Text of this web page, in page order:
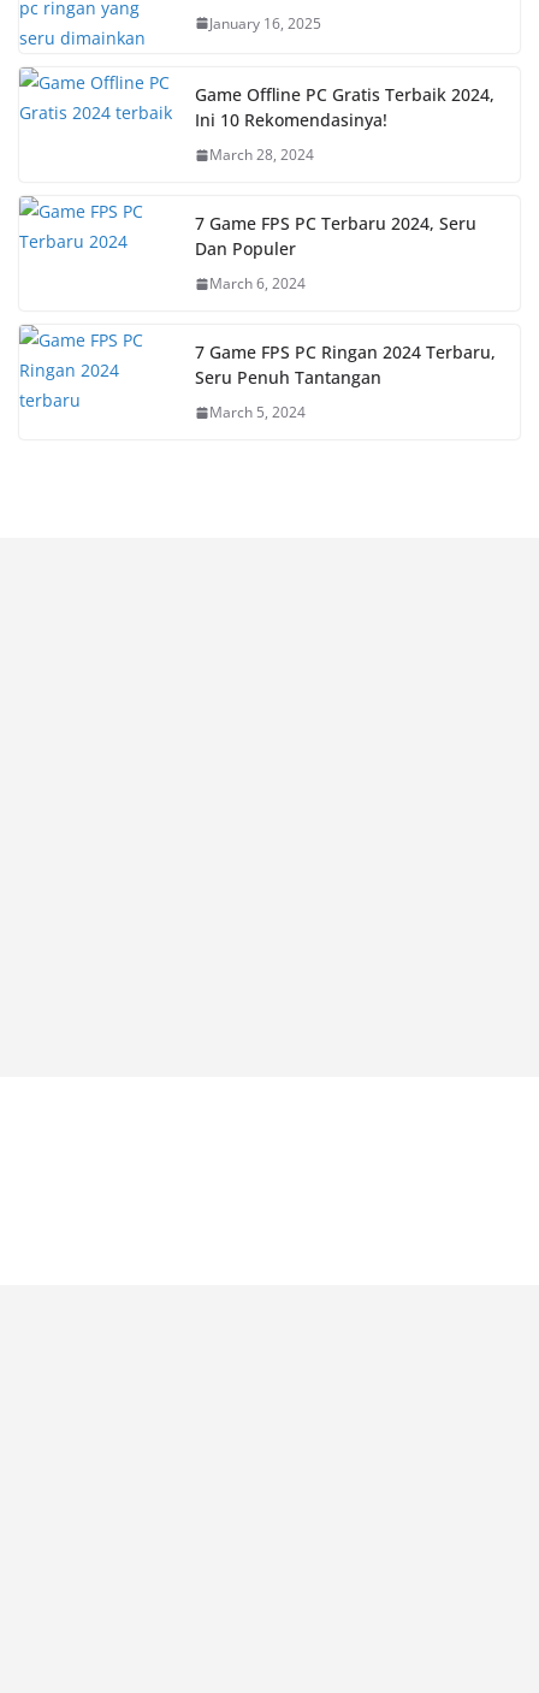
January 16, 2025
Game Offline PC Gratis Terbaik 2024,
Ini 10 Rekomendasinya!
March 28, 2024
7 Game FPS PC Terbaru 2024, Seru
Dan Populer
March 6, 2024
7 Game FPS PC Ringan 2024 Terbaru,
Seru Penuh Tantangan
March 5, 2024